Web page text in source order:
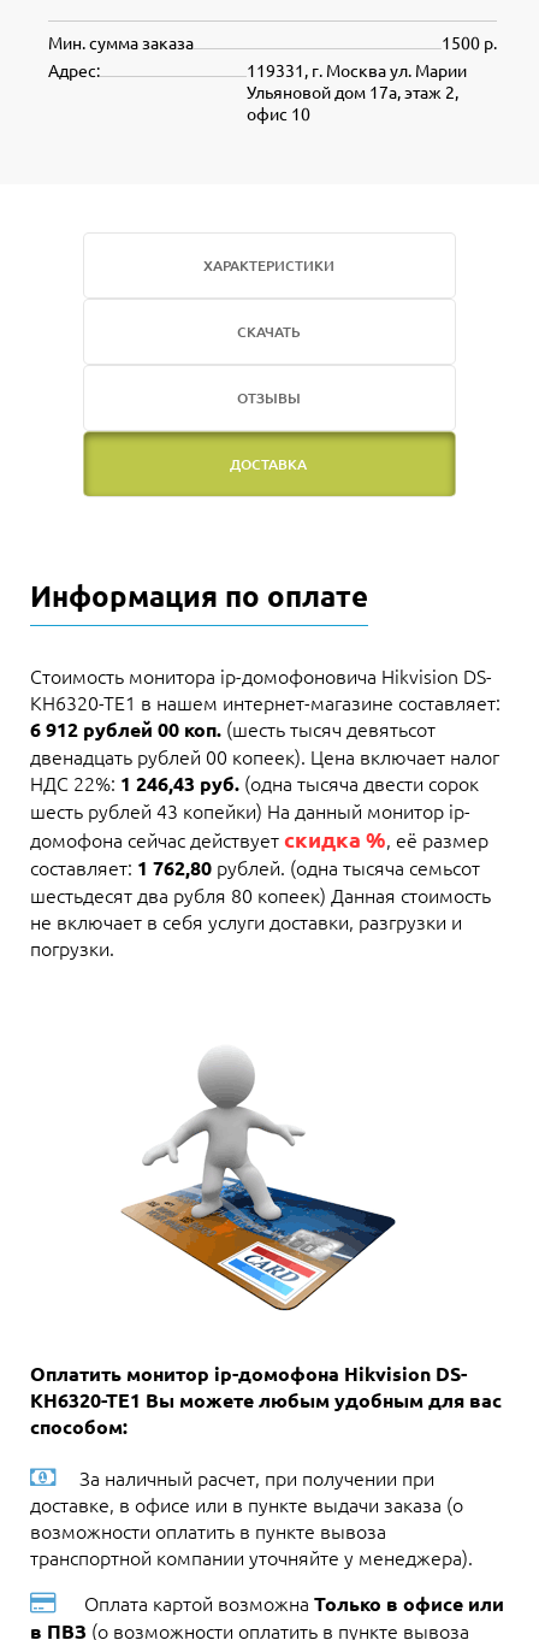
1500 р.
Мин. сумма заказа
119331, г. Москва ул. Марии
Ульяновой дом 17а, этаж 2,
офис 10
Адрес:
ХАРАКТЕРИСТИКИ
СКАЧАТЬ
ОТЗЫВЫ
ДОСТАВКА
Информация по оплате
Стоимость монитора ip-домофоновича Hikvision DS-
KH6320-TE1 в нашем интернет-магазине составляет:
6 912 рублей 00 коп. (шесть тысяч девятьсот
двенадцать рублей 00 копеек). Цена включает налог
НДС 22%: 1 246,43 руб. (одна тысяча двести сорок
шесть рублей 43 копейки) На данный монитор ip-
домофона сейчас действуетскидка %, её размер
составляет: 1 762,80 рублей. (одна тысяча семьсот
шестьдесят два рубля 80 копеек) Данная стоимость
не включает в себя услуги доставки, разгрузки и
погрузки.
Оплатить монитор ip-домофона Hikvision DS-
KH6320-TE1 Вы можете любым удобным для вас
способом:
За наличный расчет, при получении при
доставке, в офисе или в пункте выдачи заказа (о
возможности оплатить в пункте вывоза
транспортной компании уточняйте у менеджера).
Оплата картой возможна Только в офисе или
в ПВЗ (о возможности оплатить в пункте вывоза